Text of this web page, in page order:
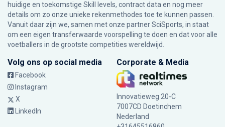
huidige en toekomstige Skill levels, contract data en nog meer
details om zo onze unieke rekenmethodes toe te kunnen passen.
Vanuit daar zijn we, samen met onze partner SciSports, in staat
om een eigen transferwaarde voorspelling te doen en dat voor alle
voetballers in de grootste competities wereldwijd.
Volg ons op social media
Facebook
Instagram
X
LinkedIn
Corporate & Media
Innovatieweg 20-C
7007CD Doetinchem
Nederland